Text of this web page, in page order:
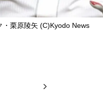
・栗原陵矢 (C)Kyodo News